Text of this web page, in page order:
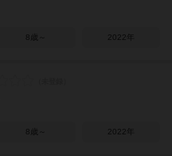
8歳～ 2022年
8歳～ 2022年